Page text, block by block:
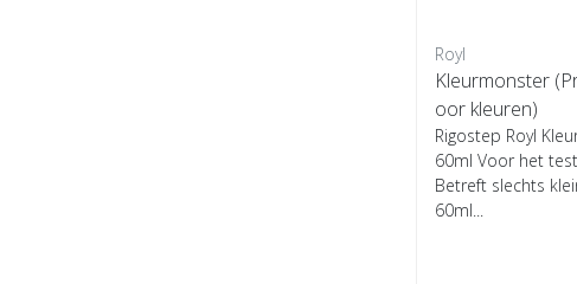
Royl
Kleurmonster
oor kleuren)
Rigostep Royl
60ml Voor het
Betreft slechts
60ml...